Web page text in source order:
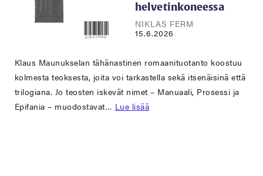
helvetinkoneessa
NIKLAS FERM
15.6.2026
Klaus Maunukselan tähänastinen romaanituotanto koostuu
kolmesta teoksesta, joita voi tarkastella sekä itsenäisinä että
trilogiana. Jo teosten iskevät nimet – Manuaali, Prosessi ja
Epifania – muodostavat… Lue lisää